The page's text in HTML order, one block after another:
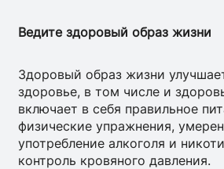
Ведите здоровый образ жизни
Здоровый образ жизни
здоровье, в том числе и
включает в себя правильное
физические упражнения,
употребление алкоголя и
контроль кровяного давления.